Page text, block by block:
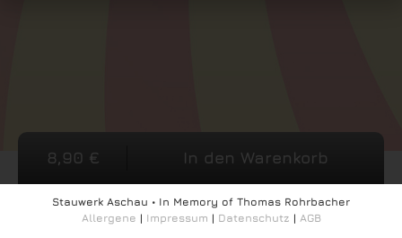
8,90 € In den Warenkorb
Stauwerk Aschau • In Memory of Thomas Rohrbacher
Allergene | Impressum | Datenschutz | AGB